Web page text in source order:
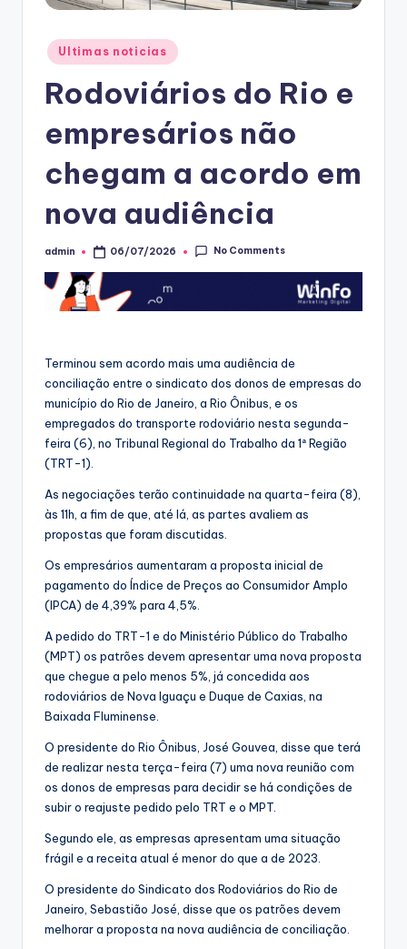
Posted
in
Ultimas noticias
Rodoviários do Rio e
empresários não
chegam a acordo em
nova audiência
Posted
admin 06/07/2026 No Comments
Terminou sem acordo mais uma audiência de
conciliação entre o sindicato dos donos de empresas do
município do Rio de Janeiro, a Rio Ônibus, e os
empregados do transporte rodoviário nesta segunda-
feira (6), no Tribunal Regional do Trabalho da 1ª Região
(TRT-1).
As negociações terão continuidade na quarta-feira (8),
às 11h, a fim de que, até lá, as partes avaliem as
propostas que foram discutidas.
Os empresários aumentaram a proposta inicial de
pagamento do Índice de Preços ao Consumidor Amplo
(IPCA) de 4,39% para 4,5%.
A pedido do TRT-1 e do Ministério Público do Trabalho
(MPT) os patrões devem apresentar uma nova proposta
que chegue a pelo menos 5%, já concedida aos
rodoviários de Nova Iguaçu e Duque de Caxias, na
Baixada Fluminense.
O presidente do Rio Ônibus, José Gouvea, disse que terá
de realizar nesta terça-feira (7) uma nova reunião com
os donos de empresas para decidir se há condições de
subir o reajuste pedido pelo TRT e o MPT.
Segundo ele, as empresas apresentam uma situação
frágil e a receita atual é menor do que a de 2023.
O presidente do Sindicato dos Rodoviários do Rio de
Janeiro, Sebastião José, disse que os patrões devem
melhorar a proposta na nova audiência de conciliação.